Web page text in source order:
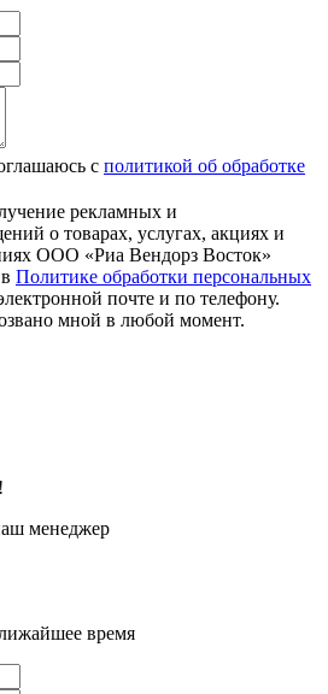
с политикой об обработке
рекламных и
о товарах, услугах, акциях и
ООО «Риа Вендорз Восток»
Политике обработки персональных
почте и по телефону.
мной в любой момент.
менеджер
время